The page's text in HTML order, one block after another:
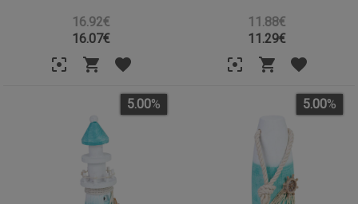
16.92€
16.07€
11.88€
11.29€
5.00% 5.00%